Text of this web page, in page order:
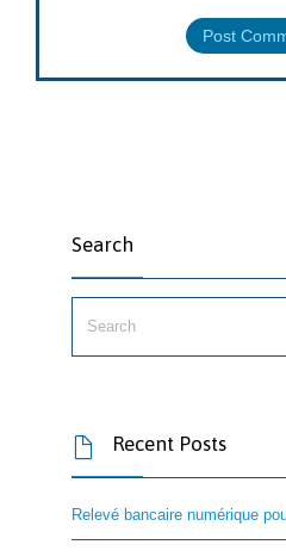
Search
 Recent Posts
Relevé bancaire numérique